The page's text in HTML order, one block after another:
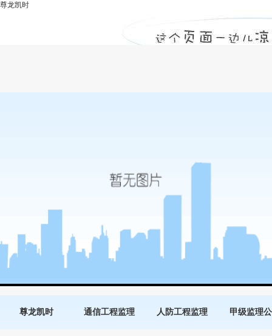
甲级工程监理公司浅谈装配式建筑预制构
尊龙凯时
尊龙凯时 通信工程监理 人防工程监理 甲级监理